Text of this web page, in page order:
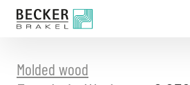
Directly
contentMolded wood